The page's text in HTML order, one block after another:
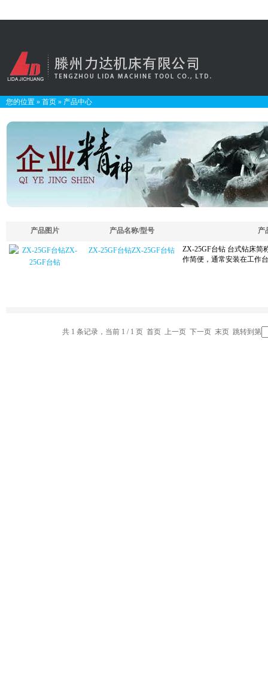
您的位置 » 首页 » 产品中心
产品图片 产品名称/型号 产
ZX-25GF台钻ZX-25GF台钻
共 1 条记录，当前 1 / 1 页 首页 上一页 下一页 末页 跳转到第